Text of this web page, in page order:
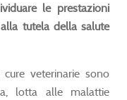
le prestazioni
tutela della salute
veterinarie sono
lotta alle malattie